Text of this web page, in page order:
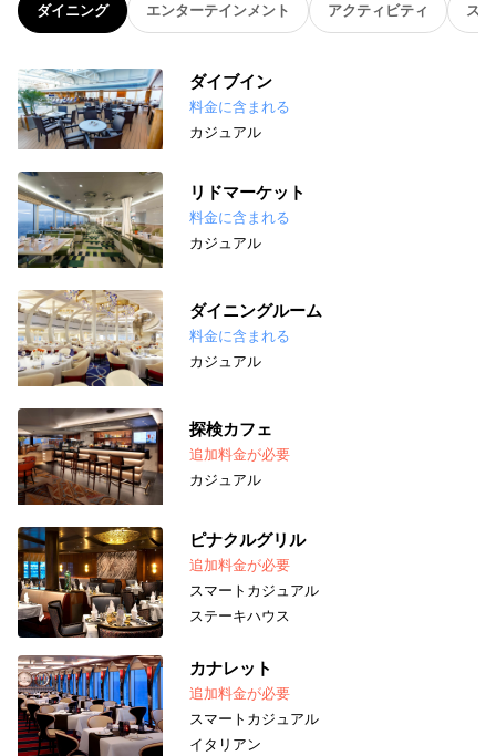
ダイニング エンターテインメント アクティビティ ス
ダイブイン
料金に含まれる
カジュアル
リドマーケット
料金に含まれる
カジュアル
ダイニングルーム
料金に含まれる
カジュアル
探検カフェ
追加料金が必要
カジュアル
ピナクルグリル
追加料金が必要
スマートカジュアル
ステーキハウス
カナレット
追加料金が必要
スマートカジュアル
イタリアン